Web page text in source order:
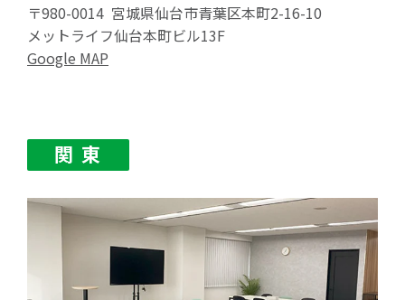
〒980-0014 宮城県仙台市青葉区本町2-16-10
メットライフ仙台本町ビル13F
Google MAP
関 東